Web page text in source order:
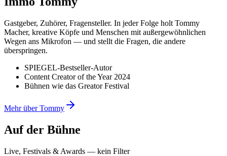
Gastgeber, Zuhörer, Fragensteller. In jeder Folge holt Tommy
Macher, kreative Köpfe und Menschen mit außergewöhnlichen
Wegen ans Mikrofon — und stellt die Fragen, die andere
überspringen.
SPIEGEL-Bestseller-Autor
Content Creator of the Year 2024
Bühnen wie das Greator Festival
Mehr über Tommy
Auf der Bühne
Live, Festivals & Awards — kein Filter